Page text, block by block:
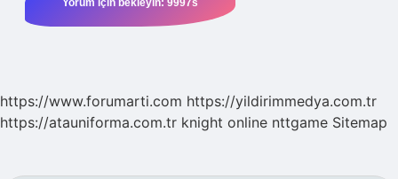
https://www.forumarti.com https://yildirimmedya.com.tr
https://atauniforma.com.tr knight online nttgame Sitemap